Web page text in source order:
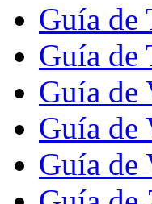
Guía de
Guía de
Guía de
Guía de
Guía de